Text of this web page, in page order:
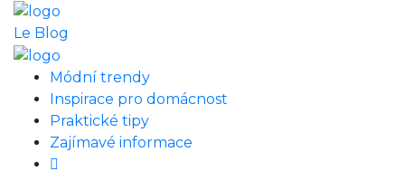
Le Blog
Módní trendy
Inspirace pro domácnost
Praktické tipy
Zajímavé informace